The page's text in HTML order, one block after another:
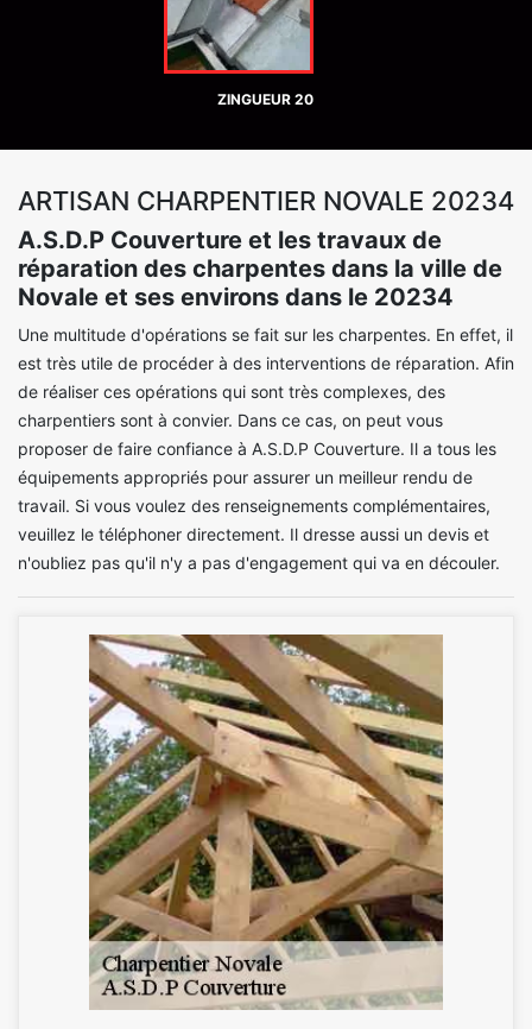
ZINGUEUR 20
ARTISAN CHARPENTIER NOVALE 20234
A.S.D.P Couverture et les travaux de
réparation des charpentes dans la ville de
Novale et ses environs dans le 20234
Une multitude d'opérations se fait sur les charpentes. En effet, il
est très utile de procéder à des interventions de réparation. Afin
de réaliser ces opérations qui sont très complexes, des
charpentiers sont à convier. Dans ce cas, on peut vous
proposer de faire confiance à A.S.D.P Couverture. Il a tous les
équipements appropriés pour assurer un meilleur rendu de
travail. Si vous voulez des renseignements complémentaires,
veuillez le téléphoner directement. Il dresse aussi un devis et
n'oubliez pas qu'il n'y a pas d'engagement qui va en découler.